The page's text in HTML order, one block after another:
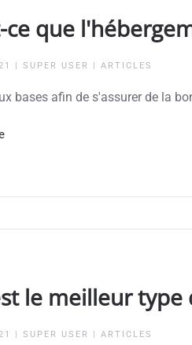
ce que
| SUPER USER | ARTICLES
bases afin de s'assurer de la
le meilleur type
| SUPER USER | ARTICLES